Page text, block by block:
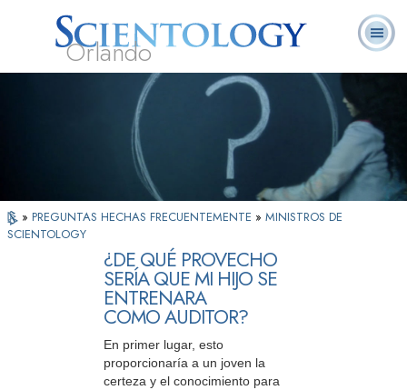
Orlando
¿Qué es
Scientology?
Ministros
Voluntarios
Preguntas
Frecuentes
» PREGUNTAS HECHAS FRECUENTEMENTE » MINISTROS DE
SCIENTOLOGY
¿DE QUÉ PROVECHO
SERÍA QUE MI HIJO SE
ENTRENARA
COMO AUDITOR?
En primer lugar, esto
proporcionaría a un joven la
certeza y el conocimiento para